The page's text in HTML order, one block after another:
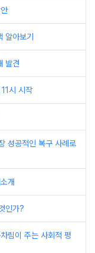
알아보기
발견
시 시작
성공적인 복구 사례로
개
인가?
림이 주는 사회적 평